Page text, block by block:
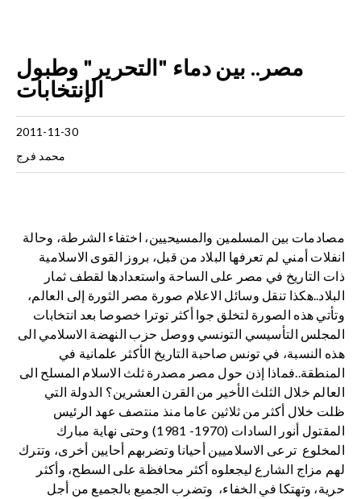
مصر.. بين دماء "التحرير" وطبول
الإنتخابات
2011-11-30
محمد فرج
مصادمات بين المسلمين والمسيحيين، اختفاء الشرطة، وحالة
انفلات أمني لم تعرفها البلاد من قبل، بروز القوى الاسلامية
ذات التاريخ في مصر على الساحة واستعدادها لقطف ثمار
البلاد..هكذا تنقل وسائل الاعلام صورة مصر الثورة إلى العالم،
وتأتي هذه الصورة لتخلق جوا أكثر توترا خصوصا بعد انتخابات
المجلس التأسيسي التونسي ووصل حزب النهضة الاسلامي الى
هذه النسبة، في تونس صاحبة التاريخ الأكثر علمانية في
المنطقة..فماذا إذن حول مصر مصدرة ثلث الاسلام المسلح الى
العالم خلال الثلث الأخير من القرن العشرين؟ الدولة التي
ظلت خلال أكثر من ثلاثين عاما منذ منتصف عهد الرئيس
المقتول أنور السادات (1970- 1981) وحتى نهاية مبارك
المخلوع ترعى الاسلاميين أحيانا وتضربهم أحايين أخرى، وتترك
لهم مزاج الشارع ليجعلوه أكثر محافظة على السطح، وأكثر
حرية، وتهتكا في الخفاء، وتضرب الجميع بالجميع من أجل